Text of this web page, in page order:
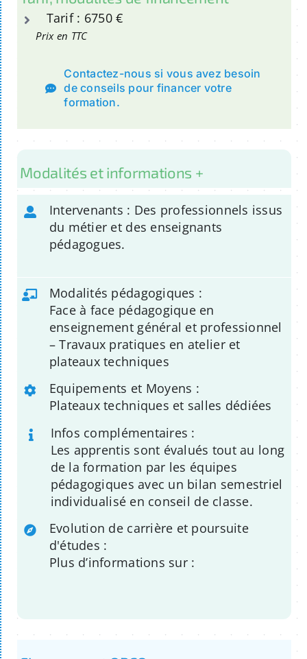
Tarif : 6750 €
Prix en TTC
Contactez-nous si vous avez besoin
de conseils pour financer votre
formation.
Modalités et informations +
Intervenants : Des professionnels issus
du métier et des enseignants
pédagogues.
Modalités pédagogiques :
Face à face pédagogique en
enseignement général et professionnel
– Travaux pratiques en atelier et
plateaux techniques
Equipements et Moyens :
Plateaux techniques et salles dédiées
Infos complémentaires :
Les apprentis sont évalués tout au long
de la formation par les équipes
pédagogiques avec un bilan semestriel
individualisé en conseil de classe.
Evolution de carrière et poursuite
d'études :
Plus d’informations sur :